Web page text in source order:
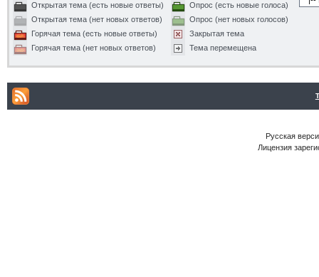
Открытая тема (есть новые ответы)
Открытая тема (нет новых ответов)
Горячая тема (есть новые ответы)
Горячая тема (нет новых ответов)
Опрос (есть новые голоса)
Опрос (нет новых голосов)
Закрытая тема
Тема перемещена
Русская
Лицензия